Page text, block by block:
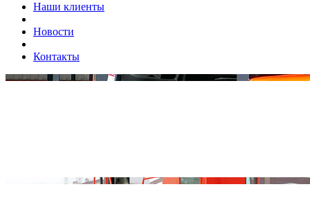
Наши клиенты
Новости
Контакты